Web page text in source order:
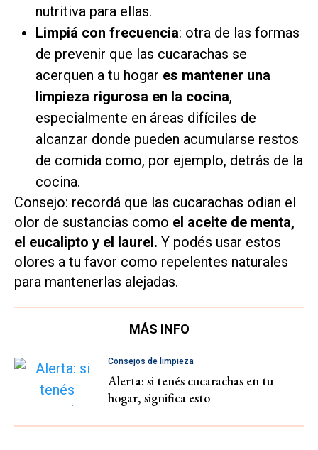
nutritiva para ellas.
Limpiá con frecuencia: otra de las formas
de prevenir que las cucarachas se
acerquen a tu hogar es mantener una
limpieza rigurosa en la cocina,
especialmente en áreas difíciles de
alcanzar donde pueden acumularse restos
de comida como, por ejemplo, detrás de la
cocina.
Consejo: recordá que las cucarachas odian el
olor de sustancias como el aceite de menta,
el eucalipto y el laurel. Y podés usar estos
olores a tu favor como repelentes naturales
para mantenerlas alejadas.
MÁS INFO
Consejos de limpieza
Alerta: si tenés cucarachas en tu
hogar, significa esto